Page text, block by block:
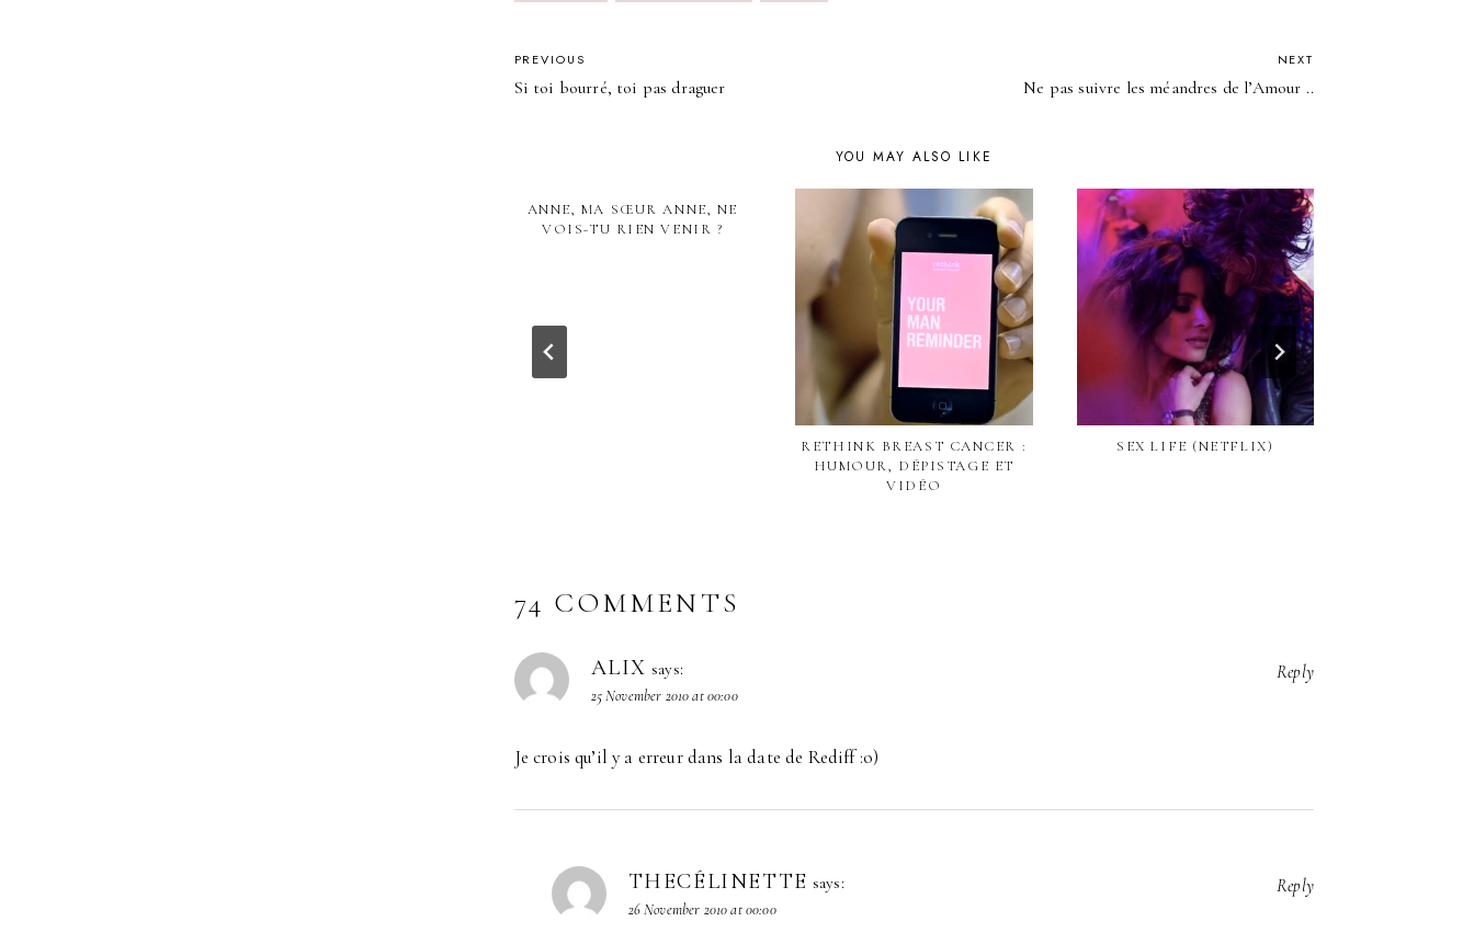
POST
NAVIGATION
PREVIOUS
Si toi bourré, toi pas draguer
NEXT
Ne pas suivre les méandres de l’Amour ..
YOU MAY ALSO LIKE
ANNE, MA SŒUR ANNE, NE
VOIS-TU RIEN VENIR ?
RETHINK BREAST CANCER :
HUMOUR, DÉPISTAGE ET
VIDÉO
SEX LIFE (NETFLIX)
74 COMMENTS
ALIX says:
25 November 2010 at 00:00
Je crois qu’il y a erreur dans la date de Rediff :o)
Reply
THECÉLINETTE says:
26 November 2010 at 00:00
Reply